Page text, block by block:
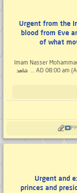
Urgent from the
blood from Eve
of what
- 1 - Imam Nasser
AD 08:00 am
شاهد
Urgent and
princes and